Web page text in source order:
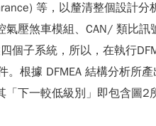
等，以釐清整個設計
壓煞車模組、CAN/ 類比
個子系統，所以，在執行
根據 DFMEA 結構分析所
下一較低級別」即包含圖2